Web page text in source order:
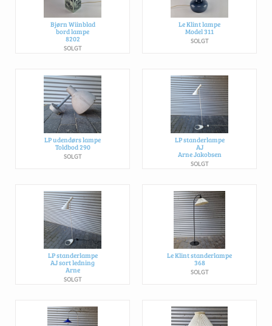
Bjørn Wiinblad
bord lampe
8202
SOLGT
Le Klint lampe
Model 311
SOLGT
LP udendørs lampe
Toldbod 290
SOLGT
LP standerlampe
AJ
Arne Jakobsen
SOLGT
LP standerlampe
AJ sort ledning
Arne
SOLGT
Le Klint standerlampe
368
SOLGT